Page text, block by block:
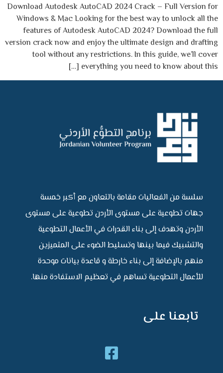
Download Autodesk AutoCAD 2024 Crack – Full Version for
Windows & Mac Looking for the best way to unlock all the
features of Autodesk AutoCAD 2024? Download the full
version crack now and enjoy the ultimate design and drafting
tool without any restrictions. In this guide, we’ll cover
everything you need to know about this […]
تابعنا على
سلسة من الفعاليات مقامة بالتعاون مع أكبر خمسة
جهات تطوعية على مستوى الأردن تطوعية على مستوى
الأردن وتهدف إلى بناء القدرات في الأعمال التطوعية
والتشبيك فيما بينها وتسليط الضوء على المتميزين
منهم بالإضافة إلى بناء خارطة و قاعدة بيانات موحدة
للأعمال التطوعية تساهم في تعظيم الاستفادة منها.